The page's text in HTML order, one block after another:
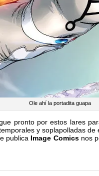
Ole ahí la portadita guapa
pronto por estos lares
y soplapolladas
publica Image Comicsnos